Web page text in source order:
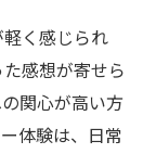
く感じられ
感想が寄せら
関心が高い方
体験は、日常